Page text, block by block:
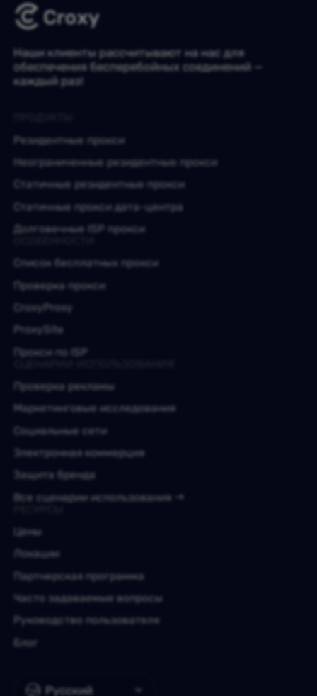
Наши клиенты рассчитывают на нас для
обеспечения бесперебойных соединений —
каждый раз!
Русский
Резидентные прокси
Неограниченные резидентные прокси
Статичные резидентные прокси
Статичные прокси дата-центра
Долговечные ISP прокси
Список бесплатных прокси
Проверка прокси
CroxyProxy
ProxySite
Прокси по ISP
Проверка рекламы
Маркетинговые исследования
Социальные сети
Электронная коммерция
Защита бренда
Все сценарии использования
Цены
Локации
Партнерская программа
Часто задаваемые вопросы
Руководство пользователя
Блог